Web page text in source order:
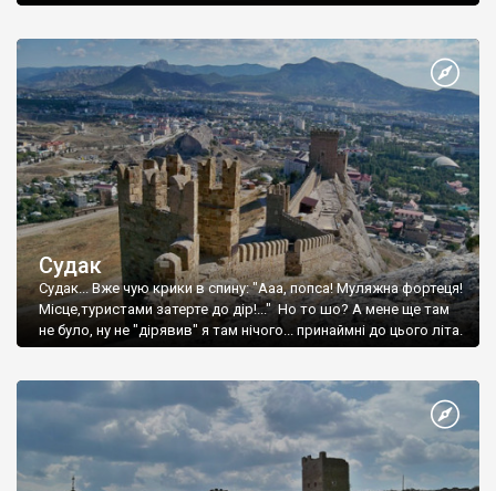
Судак
Судак... Вже чую крики в спину: "Ааа, попса! Муляжна фортеця!
Місце,туристами затерте до дір!..." Но то шо? А мене ще там
не було, ну не "дірявив" я там нічого... принаймні до цього літа.